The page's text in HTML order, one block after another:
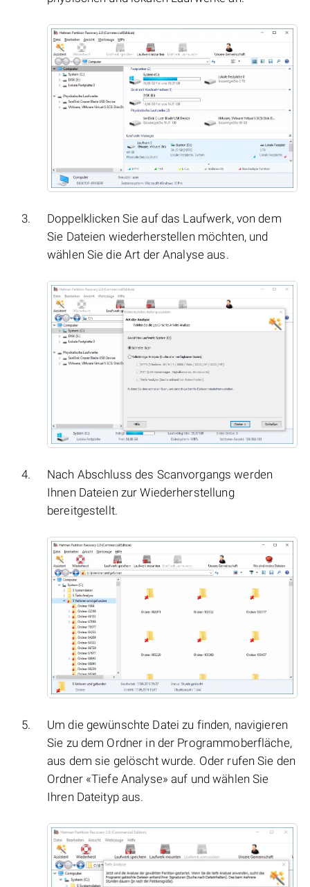
Doppelklicken Sie auf das Laufwerk, von dem
Sie Dateien wiederherstellen möchten, und
wählen Sie die Art der Analyse aus.
Nach Abschluss des Scanvorgangs werden
Ihnen Dateien zur Wiederherstellung
bereitgestellt.
Um die gewünschte Datei zu finden, navigieren
Sie zu dem Ordner in der Programmoberfläche,
aus dem sie gelöscht wurde. Oder rufen Sie den
Ordner «Tiefe Analyse» auf und wählen Sie
Ihren Dateityp aus.